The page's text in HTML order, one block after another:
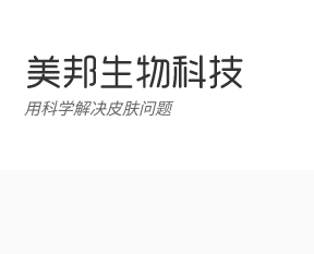
用科学解决皮肤问题